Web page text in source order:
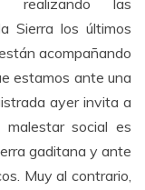
realizando las
Sierra los últimos
acompañando
estamos ante una
ayer invita a
social es
gaditana y ante
Muy al contrario,